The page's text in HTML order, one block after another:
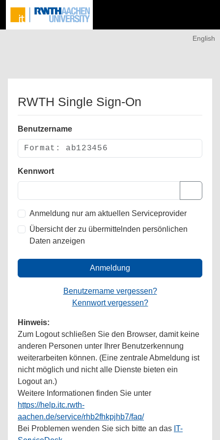
English
RWTH Single Sign-On
Benutzername
Kennwort
Anmeldung nur am aktuellen Serviceprovider
Übersicht der zu übermittelnden persönlichen
Daten anzeigen
Anmeldung
Benutzername vergessen?
Kennwort vergessen?
Hinweis:
Zum Logout schließen Sie den Browser, damit keine
anderen Personen unter Ihrer Benutzerkennung
weiterarbeiten können. (Eine zentrale Abmeldung ist
nicht möglich und nicht alle Dienste bieten ein
Logout an.)
Weitere Informationen finden Sie unter
https://help.itc.rwth-
aachen.de/service/rhb2fhkpjhb7/faq/
Bei Problemen wenden Sie sich bitte an das IT-